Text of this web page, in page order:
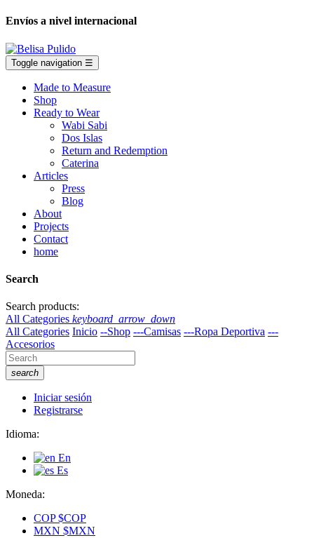
Envíos a nivel internacional
Toggle navigation ☰
Made to Measure
Shop
Ready to Wear
Wabi Sabi
Dos Islas
Return and Redemption
Caterina
Articles
Press
Blog
About
Projects
Contact
home
Search
Search products:
All Categories keyboard_arrow_down
All Categories Inicio --Shop ---Camisas ---Ropa Deportiva ---
Accesorios
search
Iniciar sesión
Registrarse
Idioma:
En
Es
Moneda:
COP $COP
MXN $MXN